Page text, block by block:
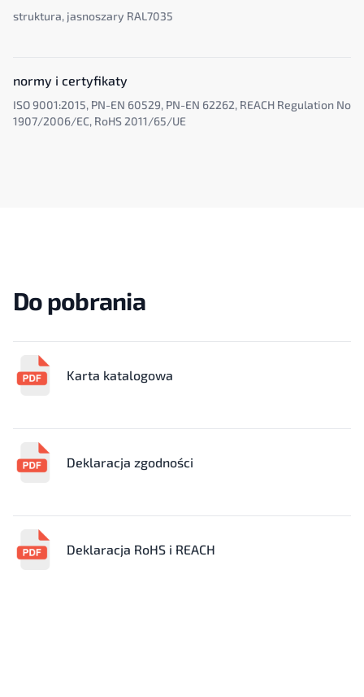
struktura, jasnoszary RAL7035
normy i certyfikaty
ISO 9001:2015, PN-EN 60529, PN-EN 62262, REACH Regulation No
1907/2006/EC, RoHS 2011/65/UE
Do pobrania
Karta katalogowa
Deklaracja zgodności
Deklaracja RoHS i REACH